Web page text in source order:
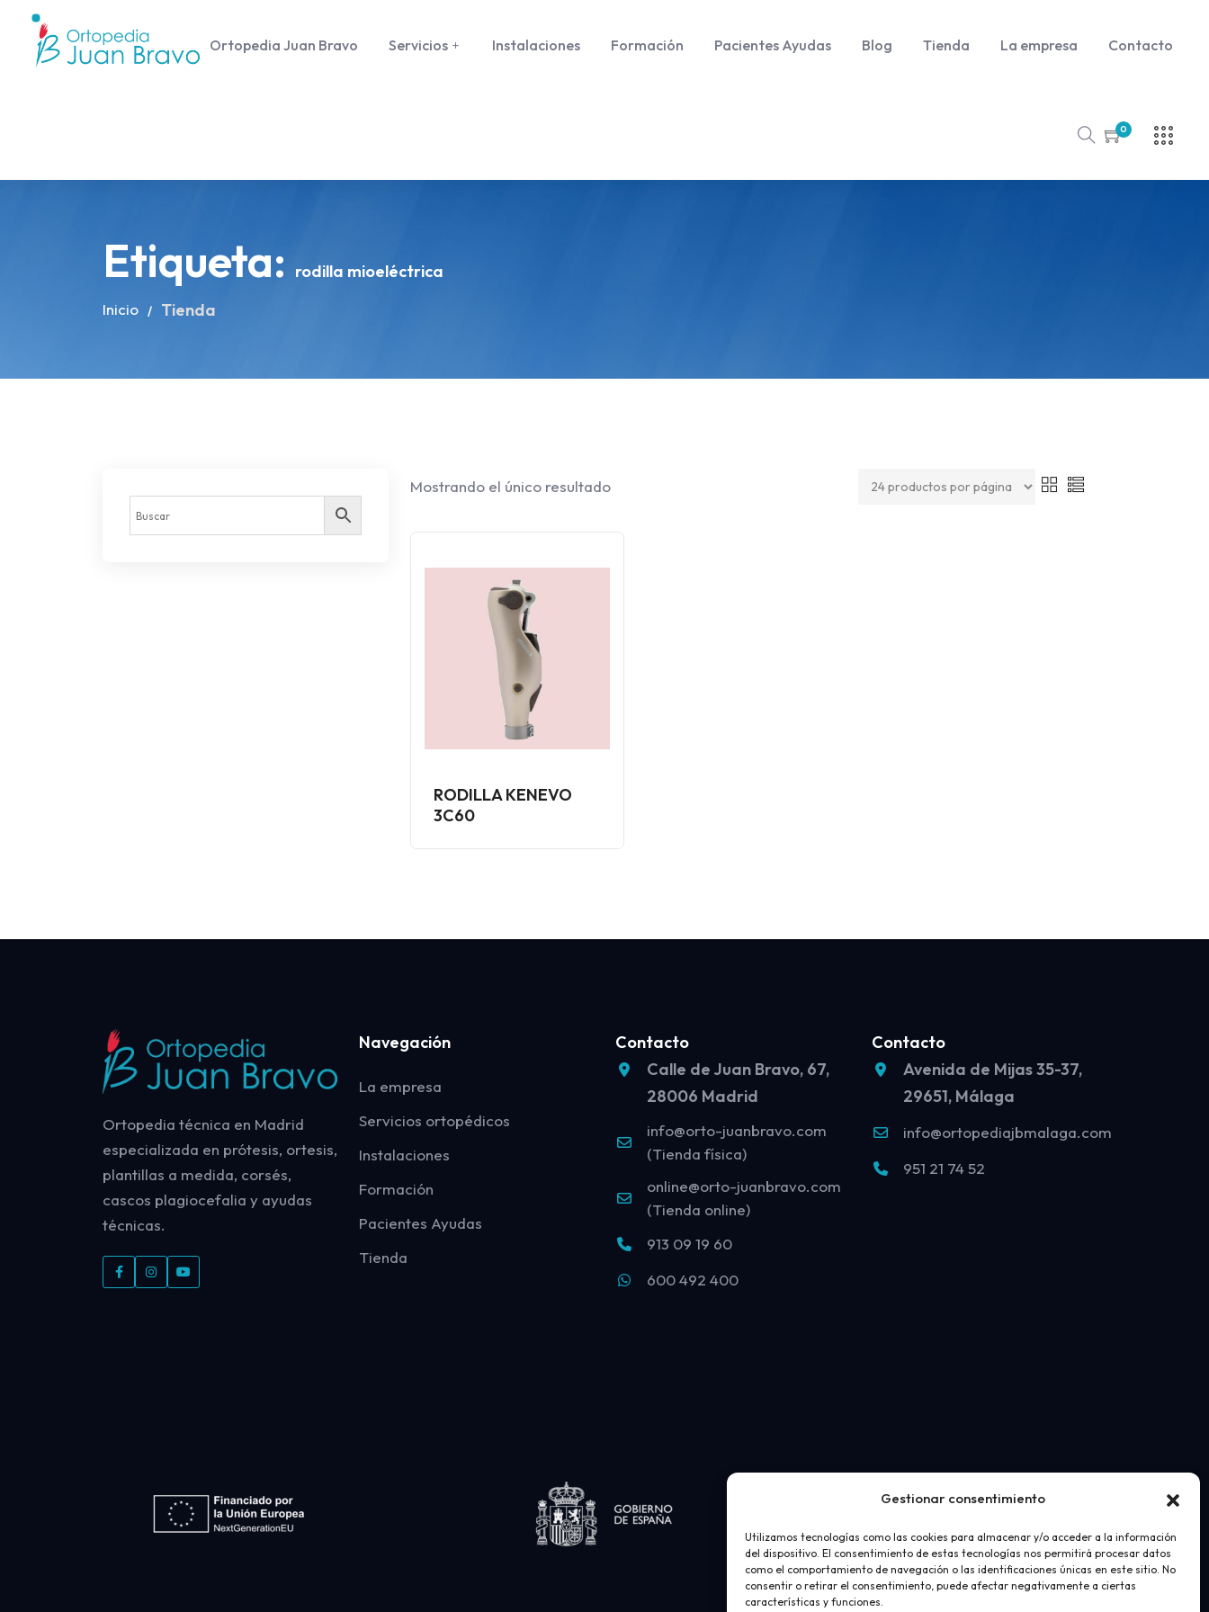
Gestionar consentimiento
Utilizamos tecnologías como las cookies para almacenar y/o acceder a la información
del dispositivo. El consentimiento de estas tecnologías nos permitirá procesar datos
como el comportamiento de navegación o las identificaciones únicas en este sitio. No
consentir o retirar el consentimiento, puede afectar negativamente a ciertas
características y funciones.
Ortopedia Juan Bravo Servicios Instalaciones Formación Pacientes Ayudas Blog Tienda La empresa Contacto
0
Etiqueta: rodilla mioeléctrica
Inicio Tienda
Mostrando el único resultado
RODILLA KENEVO
3C60
Ortopedia técnica en Madrid
especializada en prótesis, ortesis,
plantillas a medida, corsés,
cascos plagiocefalia y ayudas
técnicas.
Navegación
La empresa
Servicios ortopédicos
Instalaciones
Formación
Pacientes Ayudas
Tienda
Contacto
Calle de Juan Bravo, 67,
28006 Madrid
info@orto-juanbravo.com
(Tienda física)
online@orto-juanbravo.com
(Tienda online)
913 09 19 60
600 492 400
Contacto
Avenida de Mijas 35-37,
29651, Málaga
info@ortopediajbmalaga.com
951 21 74 52